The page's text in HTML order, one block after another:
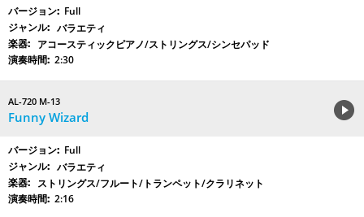
Full
バラエティ
アコースティックピアノ/ストリングス/シンセパッド
2:30
AL-720 M-13
Funny Wizard
Full
バラエティ
ストリングス/フルート/トランペット/クラリネット
2:16